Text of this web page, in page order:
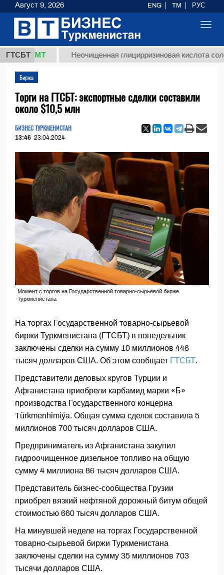
ГТСБТ
ТМТ Неочищенная глицирризиновая кислота
Биржа
Торги на ГТСБТ: экспортные сделки составили
около $10,5 млн
БИЗНЕС ТУРКМЕНИСТАН
13:46 23.04.2024
Момент с торгов на Государственной товарно-сырьевой бирже
Туркменистана
На торгах Государственной товарно-сырьевой
биржи Туркменистана (ГТСБТ) в понедельник
заключены сделки на сумму 10 миллионов 446
тысяч долларов США. Об этом сообщает ГТСБТ.
Представители деловых кругов Турции и
Афганистана приобрели карбамид марки «Б»
производства Государственного концерна
Türkmenhimiýa. Общая сумма сделок составила 5
миллионов 700 тысяч долларов США.
Предприниматель из Афганистана закупил
гидроочищенное дизельное топливо на общую
сумму 4 миллиона 86 тысяч долларов США.
Представитель бизнес-сообщества Грузии
приобрел вязкий нефтяной дорожный битум общей
стоимостью 660 тысяч долларов США.
На минувшей неделе на торгах Государственной
товарно-сырьевой биржи Туркменистана
заключены сделки на сумму 35 миллионов 703
тысячи долларов США.
Август 9, 2026 ENG TM РУС